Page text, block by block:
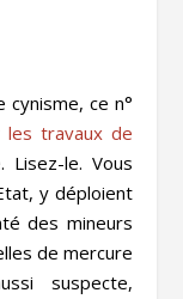
cynisme, ce n°
les travaux de
le. Vous
y déploient
des mineurs
de mercure
suspecte,